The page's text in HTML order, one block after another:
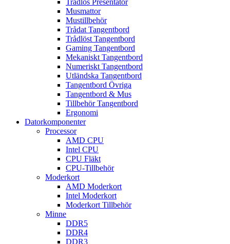
Trådlös Presentatör
Musmattor
Mustillbehör
Trådat Tangentbord
Trådlöst Tangentbord
Gaming Tangentbord
Mekaniskt Tangentbord
Numeriskt Tangentbord
Utländska Tangentbord
Tangentbord Övriga
Tangentbord & Mus
Tillbehör Tangentbord
Ergonomi
Datorkomponenter
Processor
AMD CPU
Intel CPU
CPU Fläkt
CPU-Tillbehör
Moderkort
AMD Moderkort
Intel Moderkort
Moderkort Tillbehör
Minne
DDR5
DDR4
DDR3